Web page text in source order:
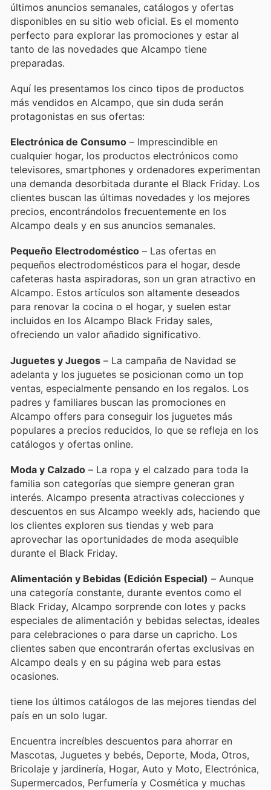
últimos anuncios semanales, catálogos y ofertas
disponibles en su sitio web oficial. Es el momento
perfecto para explorar las promociones y estar al
tanto de las novedades que Alcampo tiene
preparadas.
Aquí les presentamos los cinco tipos de productos
más vendidos en Alcampo, que sin duda serán
protagonistas en sus ofertas:
Electrónica de Consumo – Imprescindible en
cualquier hogar, los productos electrónicos como
televisores, smartphones y ordenadores experimentan
una demanda desorbitada durante el Black Friday. Los
clientes buscan las últimas novedades y los mejores
precios, encontrándolos frecuentemente en los
Alcampo deals y en sus anuncios semanales.
Pequeño Electrodoméstico – Las ofertas en
pequeños electrodomésticos para el hogar, desde
cafeteras hasta aspiradoras, son un gran atractivo en
Alcampo. Estos artículos son altamente deseados
para renovar la cocina o el hogar, y suelen estar
incluidos en los Alcampo Black Friday sales,
ofreciendo un valor añadido significativo.
Juguetes y Juegos – La campaña de Navidad se
adelanta y los juguetes se posicionan como un top
ventas, especialmente pensando en los regalos. Los
padres y familiares buscan las promociones en
Alcampo offers para conseguir los juguetes más
populares a precios reducidos, lo que se refleja en los
catálogos y ofertas online.
Moda y Calzado – La ropa y el calzado para toda la
familia son categorías que siempre generan gran
interés. Alcampo presenta atractivas colecciones y
descuentos en sus Alcampo weekly ads, haciendo que
los clientes exploren sus tiendas y web para
aprovechar las oportunidades de moda asequible
durante el Black Friday.
Alimentación y Bebidas (Edición Especial) – Aunque
una categoría constante, durante eventos como el
Black Friday, Alcampo sorprende con lotes y packs
especiales de alimentación y bebidas selectas, ideales
para celebraciones o para darse un capricho. Los
clientes saben que encontrarán ofertas exclusivas en
Alcampo deals y en su página web para estas
ocasiones.
tiene los últimos catálogos de las mejores tiendas del
país en un solo lugar.
Encuentra increíbles descuentos para ahorrar en
Mascotas, Juguetes y bebés, Deporte, Moda, Otros,
Bricolaje y jardinería, Hogar, Auto y Moto, Electrónica,
Supermercados, Perfumería y Cosmética y muchas